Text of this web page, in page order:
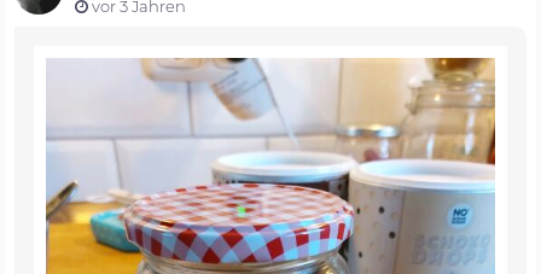
vor 3 Jahren